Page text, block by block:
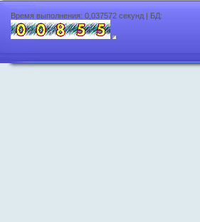
Время выполнения: 0,037572 секунд | БД: